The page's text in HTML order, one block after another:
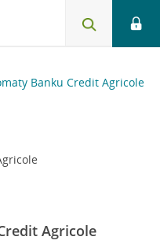
Banku Credit Agricole
Agricole